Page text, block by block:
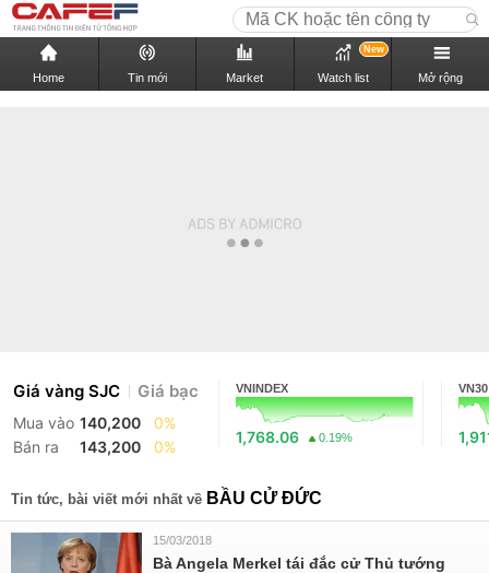
Home Tin mới Market Watch list
New
Mở rộng
Giá vàng SJC Giá bạc
Mua vào 140,200
0%
Bán ra
143,200 0%
VNINDEX
1,768.06 0.19%
VN30
Tin tức, bài viết mới nhất về BẦU CỬ ĐỨC
15/03/2018
Bà Angela Merkel tái đắc cử Thủ tướng